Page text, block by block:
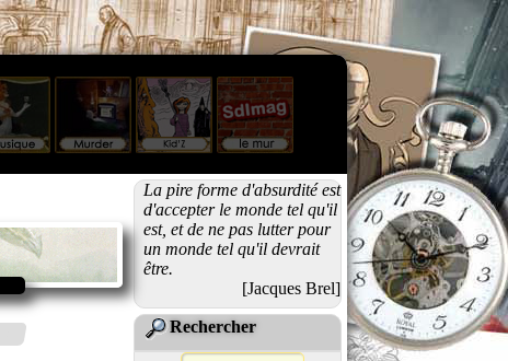
La pire forme d'absurdité est
d'accepter le monde tel qu'il
est, et de ne pas lutter pour
un monde tel qu'il devrait
être.
[Jacques Brel]
Rechercher